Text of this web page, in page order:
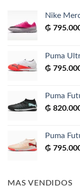
Nike
₲
Puma
₲
Puma
₲
Puma
₲
MAS VENDIDOS